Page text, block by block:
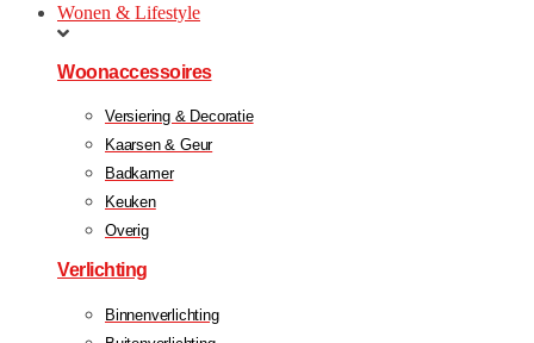
Wonen & Lifestyle
Woonaccessoires
Versiering & Decoratie
Kaarsen & Geur
Badkamer
Keuken
Overig
Verlichting
Binnenverlichting